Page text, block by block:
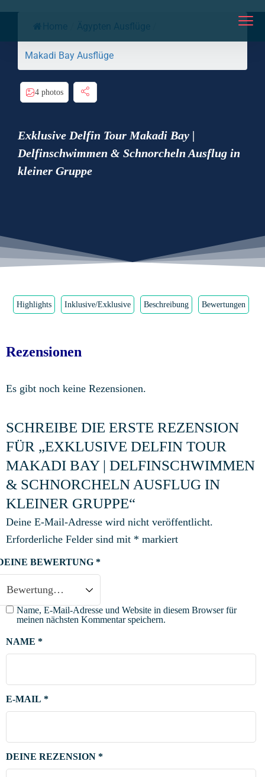
Makadi Bay Ausflüge
4 photos
Exklusive Delfin Tour Makadi Bay |
Delfinschwimmen & Schnorcheln Ausflug in
kleiner Gruppe
Highlights Inklusive/Exklusive Beschreibung Bewertungen
Rezensionen
Es gibt noch keine Rezensionen.
SCHREIBE DIE ERSTE REZENSION
FÜR „EXKLUSIVE DELFIN TOUR
MAKADI BAY | DELFINSCHWIMMEN
& SCHNORCHELN AUSFLUG IN
KLEINER GRUPPE“
Deine E-Mail-Adresse wird nicht veröffentlicht.
Erforderliche Felder sind mit * markiert
BEWERTUNG *
DEINE REZENSION *
NAME *
E-MAIL *
Name, E-Mail-Adresse und Website in diesem Browser für
meinen nächsten Kommentar speichern.